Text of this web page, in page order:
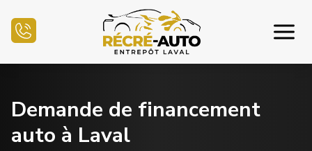
Inventaire Auto
Demande de financement
auto à Laval